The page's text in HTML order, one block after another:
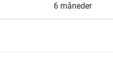
6 måneder